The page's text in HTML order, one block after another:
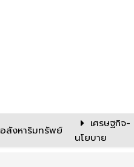
อสังหาริมทรัพย์
เศรษฐกิจ-
นโยบาย